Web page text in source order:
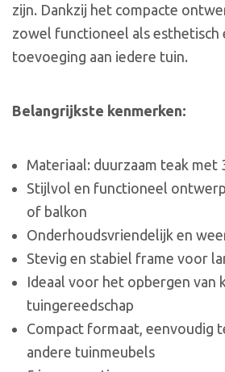
zijn. Dankzij het compacte
zowel functioneel als esthetisch
toevoeging aan iedere tuin.
Belangrijkste kenmerken:
Materiaal: duurzaam teak met
Stijlvol en functioneel
of balkon
Onderhoudsvriendelijk en
Stevig en stabiel frame voor
Ideaal voor het opbergen van
tuingereedschap
Compact formaat, eenvoudig
andere tuinmeubels